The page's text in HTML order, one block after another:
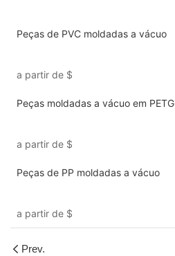
Peças de PVC moldadas a vácuo
a partir de $
Peças moldadas a vácuo em PETG
a partir de $
Peças de PP moldadas a vácuo
a partir de $
Prev.